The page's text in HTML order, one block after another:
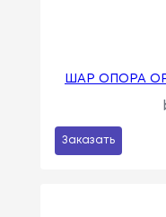
ШАР ОПОРА
Заказать